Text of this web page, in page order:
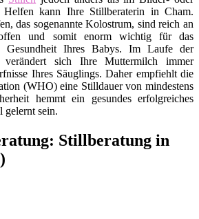
Helfen kann Ihre Stillberaterin in Cham.
das sogenannte Kolostrum, sind reich an
und somit enorm wichtig für das
Gesundheit Ihres Babys. Im Laufe der
sich Ihre Muttermilch immer
Ihres Säuglings. Daher empfiehlt die
(WHO) eine Stilldauer von mindestens
hemmt ein gesundes erfolgreiches
gelernt sein.
Stillberatung in